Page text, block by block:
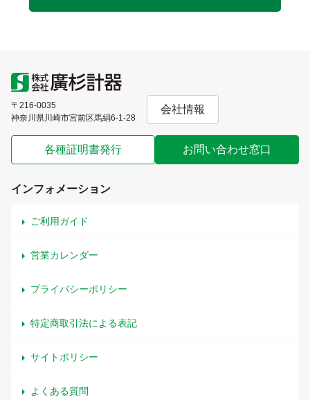
〒216-0035
神奈川県川崎市宮前区馬絹6-1-28
会社情報
各種証明書発行 お問い合わせ窓口
インフォメーション
ご利用ガイド
営業カレンダー
プライバシーポリシー
特定商取引法による表記
サイトポリシー
よくある質問